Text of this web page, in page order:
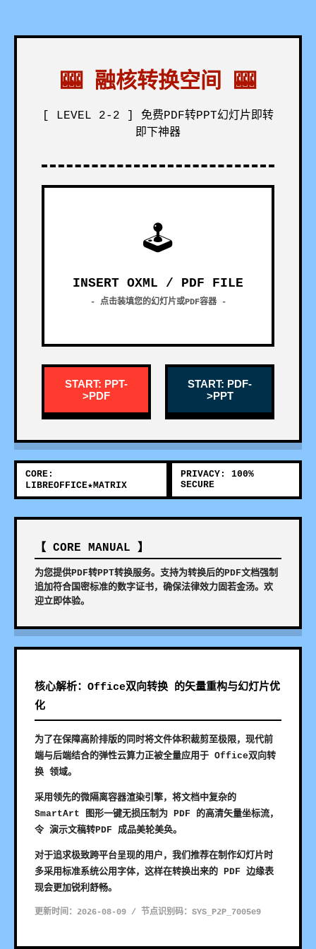
🎰 融核转换空间 🎰
[ LEVEL 2-2 ] 免费PDF转PPT幻灯片即转
即下神器
🕹
INSERT OXML / PDF FILE
- 点击装填您的幻灯片或PDF容器 -
START: PPT-
>PDF
START: PDF-
>PPT
CORE:
LIBREOFFICE★MATRIX
PRIVACY: 100%
SECURE
【 CORE MANUAL 】
为您提供PDF转PPT转换服务。支持为转换后的PDF文档强制
追加符合国密标准的数字证书，确保法律效力固若金汤。欢
迎立即体验。
核心解析：Office双向转换 的矢量重构与幻灯片优
化
为了在保障高阶排版的同时将文件体积裁剪至极限，现代前
端与后端结合的弹性云算力正被全量应用于 Office双向转
换 领域。
采用领先的微隔离容器渲染引擎，将文档中复杂的
SmartArt 图形一键无损压制为 PDF 的高清矢量坐标流，
令 演示文稿转PDF 成品美轮美奂。
对于追求极致跨平台呈现的用户，我们推荐在制作幻灯片时
多采用标准系统公用字体，这样在转换出来的 PDF 边缘表
现会更加锐利舒畅。
更新时间：2026-08-09 / 节点识别码：SYS_P2P_7005e9